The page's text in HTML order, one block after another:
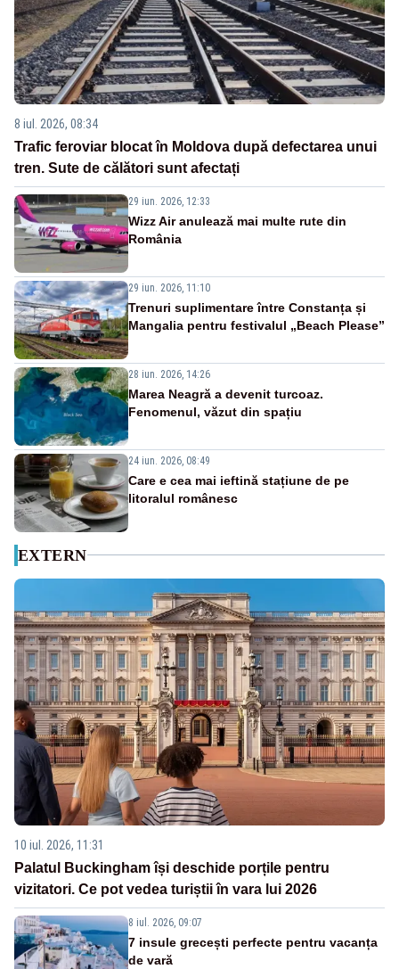
8 iul. 2026, 08:34
Trafic feroviar blocat în Moldova după defectarea unui
tren. Sute de călători sunt afectați
29 iun. 2026, 12:33
Wizz Air anulează mai multe rute din
România
29 iun. 2026, 11:10
Trenuri suplimentare între Constanța și
Mangalia pentru festivalul „Beach Please”
28 iun. 2026, 14:26
Marea Neagră a devenit turcoaz.
Fenomenul, văzut din spațiu
24 iun. 2026, 08:49
Care e cea mai ieftină stațiune de pe
litoralul românesc
EXTERN
10 iul. 2026, 11:31
Palatul Buckingham își deschide porțile pentru
vizitatori. Ce pot vedea turiștii în vara lui 2026
8 iul. 2026, 09:07
7 insule grecești perfecte pentru vacanța
de vară